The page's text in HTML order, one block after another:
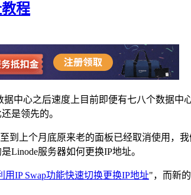
程
中心之后速度上目前即便有七八个数据
是领先的。
到上个月底原来老的面板已经取消使用，
Linode服务器如何更换IP地址。
用IP Swap功能快速切换更换IP地址"，而新